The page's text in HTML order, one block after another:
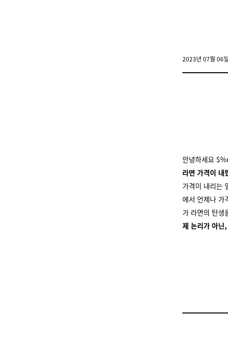
2023년 07월 06일
안녕하세요
라면 가격이 내
가격이 내리는
에서 언제나 가
가 라면의 탄생
제 논리가 아닌